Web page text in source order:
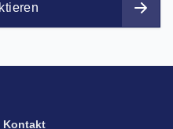
Kontakt